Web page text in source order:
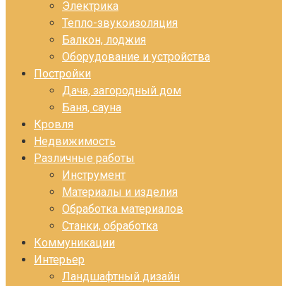
Электрика
Тепло-звукоизоляция
Балкон, лоджия
Оборудование и устройства
Постройки
Дача, загородный дом
Баня, сауна
Кровля
Недвижимость
Различные работы
Инструмент
Материалы и изделия
Обработка материалов
Станки, обработка
Коммуникации
Интерьер
Ландшафтный дизайн